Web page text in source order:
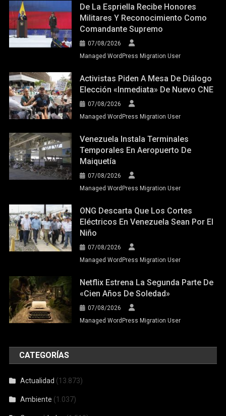
De La Espriella Recibe Honores
Militares Y Reconocimiento Como
Comandante Supremo
07/08/2026
Managed WordPress Migration User
Activistas Piden A Mesa De Diálogo
Elección «inmediata» De Nuevo CNE
07/08/2026
Managed WordPress Migration User
Venezuela Instala Terminales
Temporales En Aeropuerto De
Maiquetía
07/08/2026
Managed WordPress Migration User
ONG Descarta Que Los Cortes
Eléctricos En Venezuela Sean Por El
Niño
07/08/2026
Managed WordPress Migration User
Netflix Estrena La Segunda Parte De
«Cien Años De Soledad»
07/08/2026
Managed WordPress Migration User
CATEGORÍAS
Actualidad (13.873)
Ambiente (1.037)